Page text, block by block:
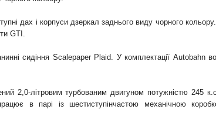
дах і корпуси дзеркал заднього виду чорного кольору.
GTI.
сидіння Scalepaper Plaid. У комплектації Autobahn
2,0-літровим турбованим двигуном потужністю 245
в парі із шестиступінчастою механічною